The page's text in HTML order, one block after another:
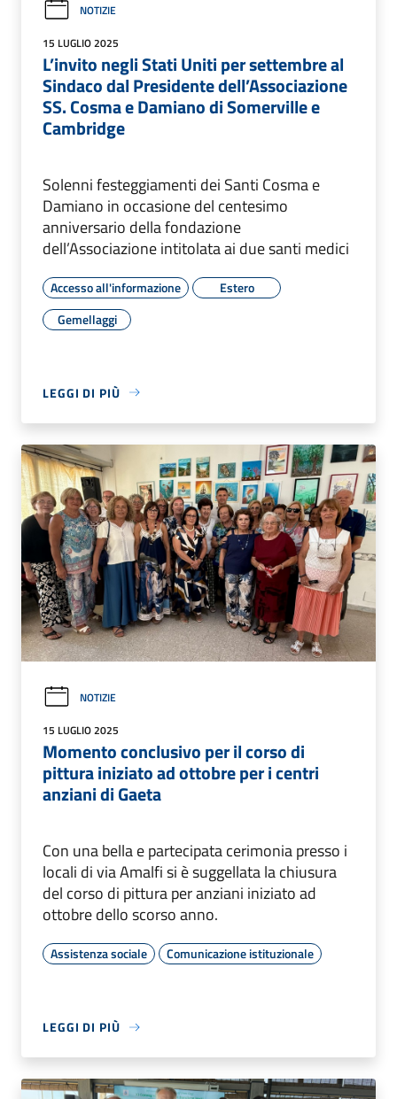
NOTIZIE
15 LUGLIO 2025
L’invito negli Stati Uniti per settembre al
Sindaco dal Presidente dell’Associazione
SS. Cosma e Damiano di Somerville e
Cambridge
Solenni festeggiamenti dei Santi Cosma e
Damiano in occasione del centesimo
anniversario della fondazione
dell’Associazione intitolata ai due santi medici
Accesso all'informazione
Estero
Gemellaggi
LEGGI DI PIÙ
NOTIZIE
15 LUGLIO 2025
Momento conclusivo per il corso di
pittura iniziato ad ottobre per i centri
anziani di Gaeta
Con una bella e partecipata cerimonia presso i
locali di via Amalfi si è suggellata la chiusura
del corso di pittura per anziani iniziato ad
ottobre dello scorso anno.
Assistenza sociale Comunicazione istituzionale
LEGGI DI PIÙ